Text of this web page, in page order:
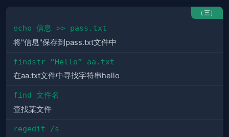
（三）
echo 信息 >> pass.txt
将"信息"保存到pass.txt文件中
findstr “Hello” aa.txt
在aa.txt文件中寻找字符串hello
find 文件名
查找某文件
regedit /s